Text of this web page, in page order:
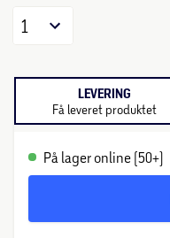
1
LEVERING
Få leveret produktet
På lager online (50+)